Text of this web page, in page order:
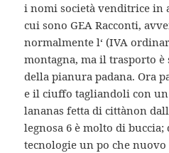
i nomi società venditrice in
cui sono GEA Racconti,
normalmente l‘ (IVA
montagna, ma il trasporto è
della pianura padana. Ora
e il ciuffo tagliandoli con
lananas fetta di cittànon
legnosa 6 è molto di
tecnologie un po che